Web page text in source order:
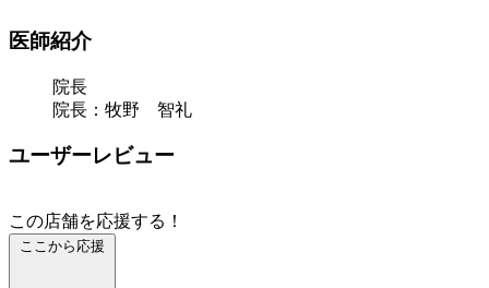
医師紹介
院長
院長：牧野 智礼
ユーザーレビュー
この店舗を応援する！
ここから応援